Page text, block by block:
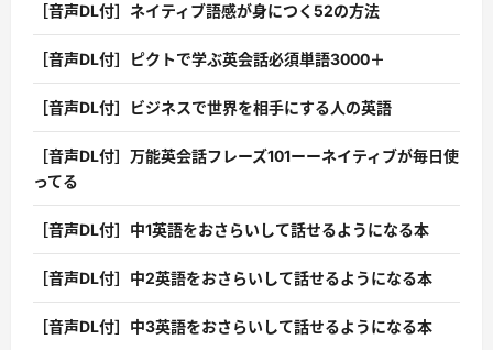
［音声DL付］ネイティブ語感が身につく52の方法
［音声DL付］ピクトで学ぶ英会話必須単語3000＋
［音声DL付］ビジネスで世界を相手にする人の英語
［音声DL付］万能英会話フレーズ101ーーネイティブが毎日使
ってる
［音声DL付］中1英語をおさらいして話せるようになる本
［音声DL付］中2英語をおさらいして話せるようになる本
［音声DL付］中3英語をおさらいして話せるようになる本